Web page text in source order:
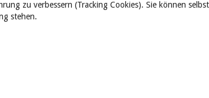
zu verbessern (Tracking Cookies). Sie können selbst
stehen.